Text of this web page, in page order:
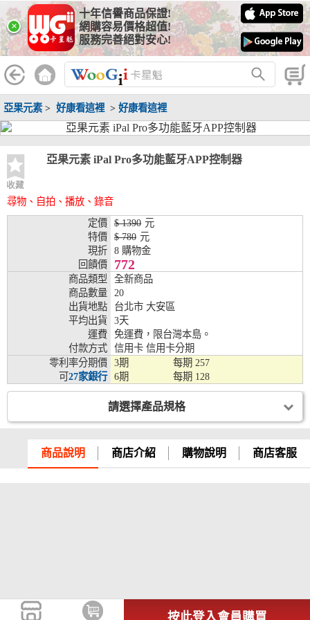
×
十年信譽商品保證!
網購容易價格超值!
服務完善絕對安心!
亞果元素> 好康看這裡 > 好康看這裡
收藏
亞果元素 iPal Pro多功能藍牙APP控制器
尋物、自拍、播放、錄音
定價
$ 1390 元
特價
$ 780 元
現折
8 購物金
回饋價
772
商品類型
全新商品
商品數量
20
出貨地點
台北市 大安區
平均出貨
3天
運費
免運費，限台灣本島。
付款方式
信用卡 信用卡分期
零利率分期價
可27家銀行
3期 每期 257
6期
每期 128
請選擇產品規格
商品說明 商店介紹 購物說明 商店客服
按此登入會員購買
線上分期銀行
WooGii 與 綠界 合作，『信用卡分期付款』 與 『信用卡零利率
分期付款』 的配合銀行如下：
分期期數 提供分期之銀行
3期
兆豐銀行、合作金庫、第一銀行、華南銀行、
彰化銀行、上海銀行、富邦銀行、國泰世華、
臺灣新光銀行、陽信銀行、聯邦銀行、遠東商
託、台灣樂天、三信商銀
兆豐銀行、合作金庫、第一銀行、華南銀行、
彰化銀行、上海銀行、富邦銀行、國泰世華、
台灣企銀、台中銀行、匯豐銀行、華泰銀行、
臺灣新光銀行、陽信銀行、聯邦銀行、遠東商
銀、元大銀行、永豐銀行、玉山銀行、凱基銀
行、星展銀行、台新銀行、安泰銀行、中國信
託、台灣樂天、三信商銀
兆豐銀行、合作金庫、第一銀行、華南銀行、
彰化銀行、上海銀行、富邦銀行、國泰世華、
台灣企銀、台中銀行、匯豐銀行、華泰銀行、
臺灣新光銀行、陽信銀行、聯邦銀行、遠東商
銀、元大銀行、永豐銀行、玉山銀行、凱基銀
行、星展銀行、台新銀行、安泰銀行、中國信
託、台灣樂天、三信商銀
彰化銀行、上海銀行、富邦銀行、國泰世華、
台灣企銀、台中銀行、匯豐銀行、華泰銀行、
臺灣新光銀行、陽信銀行、聯邦銀行、遠東商